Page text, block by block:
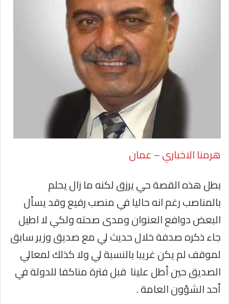
هرمنا الاخباري – عمان
بطل هذه القصة حي يرزق لكنه ما زال يحلم
بالمناصب رغم انه حاليا في منصب رفيع وقد يسأل
البعض دوافع العنوان ومدى صحته ولكي لا اطيل
جاء ذكره صدفة خلال حديث لي مع صديق وزير سابق
لموقف لم يكن غريبا بالنسبة لي ولا كذلك لمعالي
الصديق حين أطل علينا قبل فترة مناكفا للدولة في
أحد الشؤون العامة .